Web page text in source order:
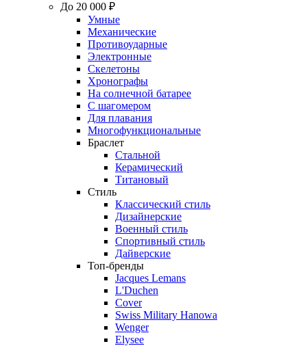
До 20 000 ₽
Умные
Механические
Противоударные
Электронные
Скелетоны
Хронографы
На солнечной батарее
С шагомером
Для плавания
Многофункциональные
Браслет
Стальной
Керамический
Титановый
Стиль
Классический стиль
Дизайнерские
Военный стиль
Спортивный стиль
Дайверские
Топ-бренды
Jacques Lemans
L'Duchen
Cover
Swiss Military Hanowa
Wenger
Elysee